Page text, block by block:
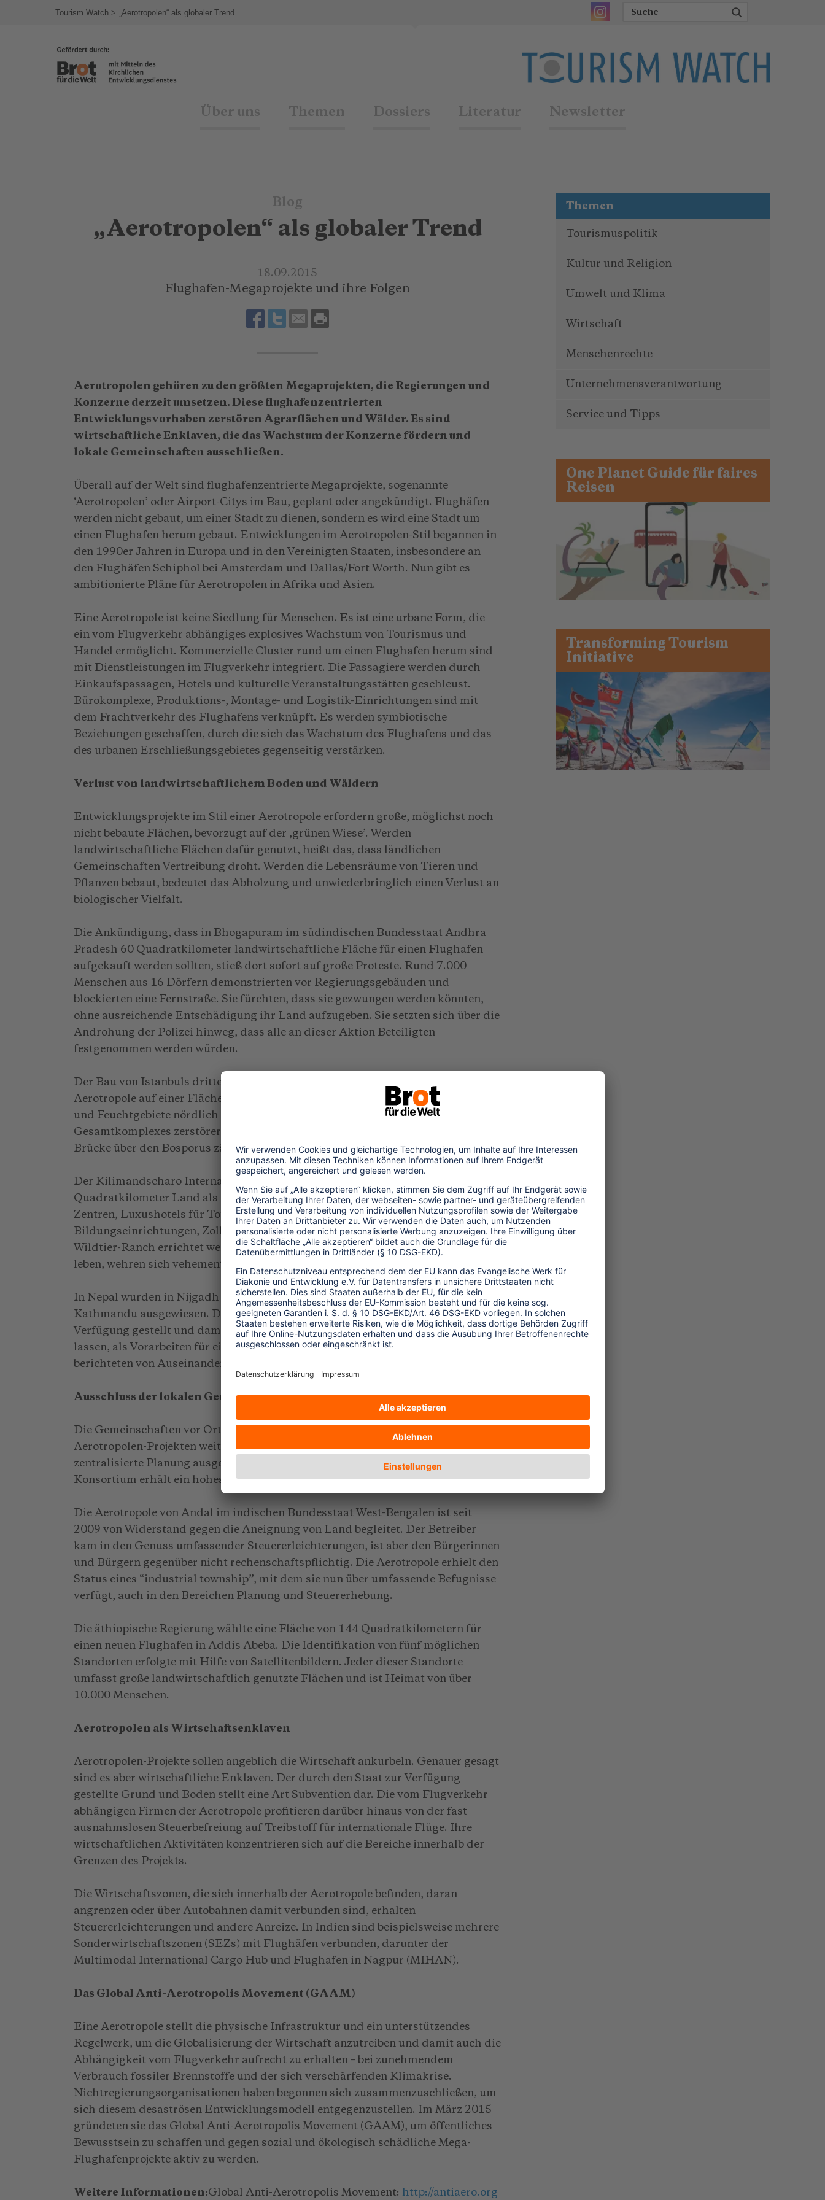
Tourism Watch „Aerotropolen“ als globaler Trend
Über uns Themen Dossiers Literatur Newsletter
Blog
„Aerotropolen“ als globaler Trend
18.09.2015
Flughafen-Megaprojekte und ihre Folgen
Aerotropolen gehören zu den größten Megaprojekten, die Regierungen und
Konzerne derzeit umsetzen. Diese flughafenzentrierten
Entwicklungsvorhaben zerstören Agrarflächen und Wälder. Es sind
wirtschaftliche Enklaven, die das Wachstum der Konzerne fördern und
lokale Gemeinschaften ausschließen.
Überall auf der Welt sind flughafenzentrierte Megaprojekte, sogenannte
‘Aerotropolen’ oder Airport-Citys im Bau, geplant oder angekündigt. Flughäfen
werden nicht gebaut, um einer Stadt zu dienen, sondern es wird eine Stadt um
einen Flughafen herum gebaut. Entwicklungen im Aerotropolen-Stil begannen in
den 1990er Jahren in Europa und in den Vereinigten Staaten, insbesondere an
den Flughäfen Schiphol bei Amsterdam und Dallas/Fort Worth. Nun gibt es
ambitionierte Pläne für Aerotropolen in Afrika und Asien.
Eine Aerotropole ist keine Siedlung für Menschen. Es ist eine urbane Form, die
ein vom Flugverkehr abhängiges explosives Wachstum von Tourismus und
Handel ermöglicht. Kommerzielle Cluster rund um einen Flughafen herum sind
mit Dienstleistungen im Flugverkehr integriert. Die Passagiere werden durch
Einkaufspassagen, Hotels und kulturelle Veranstaltungsstätten geschleust.
Bürokomplexe, Produktions-, Montage- und Logistik-Einrichtungen sind mit
dem Frachtverkehr des Flughafens verknüpft. Es werden symbiotische
Beziehungen geschaffen, durch die sich das Wachstum des Flughafens und das
des urbanen Erschließungsgebietes gegenseitig verstärken.
Verlust von landwirtschaftlichem Boden und Wäldern
Entwicklungsprojekte im Stil einer Aerotropole erfordern große, möglichst noch
nicht bebaute Flächen, bevorzugt auf der ‚grünen Wiese’. Werden
landwirtschaftliche Flächen dafür genutzt, heißt das, dass ländlichen
Gemeinschaften Vertreibung droht. Werden die Lebensräume von Tieren und
Pflanzen bebaut, bedeutet das Abholzung und unwiederbringlich einen Verlust an
biologischer Vielfalt.
Die Ankündigung, dass in Bhogapuram im südindischen Bundesstaat Andhra
Pradesh 60 Quadratkilometer landwirtschaftliche Fläche für einen Flughafen
aufgekauft werden sollten, stieß dort sofort auf große Proteste. Rund 7.000
Menschen aus 16 Dörfern demonstrierten vor Regierungsgebäuden und
blockierten eine Fernstraße. Sie fürchten, dass sie gezwungen werden könnten,
ohne ausreichende Entschädigung ihr Land aufzugeben. Sie setzten sich über die
Androhung der Polizei hinweg, dass alle an dieser Aktion Beteiligten
festgenommen werden würden.
Der Bau von Istanbuls drittem Flughafen – der Beginn einer geplanten
Aerotropole auf einer Fläche von fast 77 Quadratkilometern – zerreist Wälder
und Feuchtgebiete nördlich der Stadt. Der Flughafen ist Teil eines
Gesamtkomplexes zerstörerischer Megaprojekte, zu denen auch eine dritte
Brücke über den Bosporus zählt.
Der Kilimandscharo International Airport in Tansania beansprucht 110
Quadratkilometer Land als seinen ‚Grundbesitz’. Hier sollen riesige Shopping-
Zentren, Luxushotels für Touristen, zollfreie Häfen, Freihandelszonen,
Bildungseinrichtungen, Zolllager, Souvenirläden, Golfplätze und eine große
Wildtier-Ranch errichtet werden. Über 10.000 Maasai, die als Viehhalter dort
leben, wehren sich vehement dagegen, vertrieben zu werden.
In Nepal wurden in Nijgadh 80 Quadratkilometer für einen zweiten Flughafen bei
Kathmandu ausgewiesen. Die Regierung hat fünf Millionen US-Dollar zur
Verfügung gestellt und damit das Gelände eingezäunt und den Wald abholzen
lassen, als Vorarbeiten für einen potenziellen malaysischen Investor. Ministerien
berichteten von Auseinandersetzungen mit Anwohnern in Umsiedlungsfragen.
Ausschluss der lokalen Gemeinschaften
Die Gemeinschaften vor Ort sind vom Management und der Kontrolle von
Aerotropolen-Projekten weitgehend ausgeschlossen. Ein Gelände wird durch
zentralisierte Planung ausgewiesen und der Flughafenbetreiber oder ein
Konsortium erhält ein hohes Maß an Autonomie.
Die Aerotropole von Andal im indischen Bundesstaat West-Bengalen ist seit
2009 von Widerstand gegen die Aneignung von Land begleitet. Der Betreiber
kam in den Genuss umfassender Steuererleichterungen, ist aber den Bürgerinnen
und Bürgern gegenüber nicht rechenschaftspflichtig. Die Aerotropole erhielt den
Status eines “industrial township”, mit dem sie nun über umfassende Befugnisse
verfügt, auch in den Bereichen Planung und Steuererhebung.
Die äthiopische Regierung wählte eine Fläche von 144 Quadratkilometern für
einen neuen Flughafen in Addis Abeba. Die Identifikation von fünf möglichen
Standorten erfolgte mit Hilfe von Satellitenbildern. Jeder dieser Standorte
umfasst große landwirtschaftlich genutzte Flächen und ist Heimat von über
10.000 Menschen.
Aerotropolen als Wirtschaftsenklaven
Aerotropolen-Projekte sollen angeblich die Wirtschaft ankurbeln. Genauer gesagt
sind es aber wirtschaftliche Enklaven. Der durch den Staat zur Verfügung
gestellte Grund und Boden stellt eine Art Subvention dar. Die vom Flugverkehr
abhängigen Firmen der Aerotropole profitieren darüber hinaus von der fast
ausnahmslosen Steuerbefreiung auf Treibstoff für internationale Flüge. Ihre
wirtschaftlichen Aktivitäten konzentrieren sich auf die Bereiche innerhalb der
Grenzen des Projekts.
Die Wirtschaftszonen, die sich innerhalb der Aerotropole befinden, daran
angrenzen oder über Autobahnen damit verbunden sind, erhalten
Steuererleichterungen und andere Anreize. In Indien sind beispielsweise mehrere
Sonderwirtschaftszonen (SEZs) mit Flughäfen verbunden, darunter der
Multimodal International Cargo Hub und Flughafen in Nagpur (MIHAN).
Das Global Anti-Aerotropolis Movement (GAAM)
Eine Aerotropole stellt die physische Infrastruktur und ein unterstützendes
Regelwerk, um die Globalisierung der Wirtschaft anzutreiben und damit auch die
Abhängigkeit vom Flugverkehr aufrecht zu erhalten – bei zunehmendem
Verbrauch fossiler Brennstoffe und der sich verschärfenden Klimakrise.
Nichtregierungsorganisationen haben begonnen sich zusammenzuschließen, um
sich diesem desaströsen Entwicklungsmodell entgegenzustellen. Im März 2015
gründeten sie das Global Anti-Aerotropolis Movement (GAAM), um öffentliches
Bewusstsein zu schaffen und gegen sozial und ökologisch schädliche Mega-
Flughafenprojekte aktiv zu werden.
Weitere Informationen:Global Anti-Aerotropolis Movement: http://antiaero.org
Themen
Tourismuspolitik
Kultur und Religion
Umwelt und Klima
Wirtschaft
Menschenrechte
Unternehmensverantwortung
Service und Tipps
One Planet Guide für faires
Reisen
Transforming Tourism
Initiative